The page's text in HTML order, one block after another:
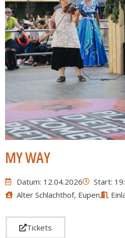
MY WAY
Datum: 12.04.2026
Start:
Alter Schlachthof, Eupen
Tickets